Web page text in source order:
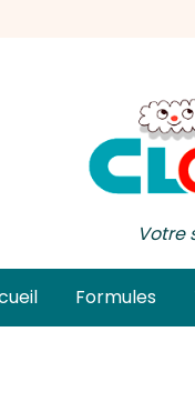
Votre
Formules